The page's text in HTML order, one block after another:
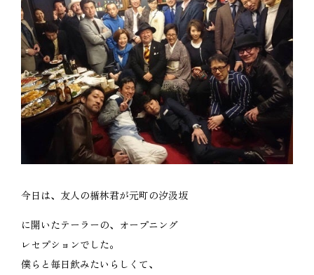
今日は、友人の楯林君が元町の汐汲坂
に開いたテーラーの、オープニング
レセプションでした。
僕らと毎日飲みたいらしくて、